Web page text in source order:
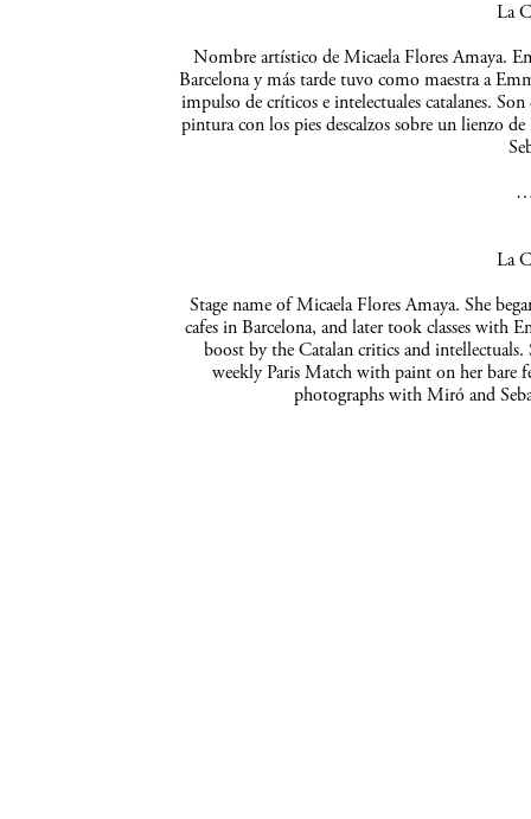
La
Nombre artístico de Micaela Flores Amaya.
Barcelona y más tarde tuvo como maestra a
impulso de críticos e intelectuales catalanes.
pintura con los pies descalzos sobre un lienzo
La
Stage name of Micaela Flores Amaya. She
cafes in Barcelona, and later took classes with
boost by the Catalan critics and
weekly Paris Match with paint on her bare
photographs with Miró and